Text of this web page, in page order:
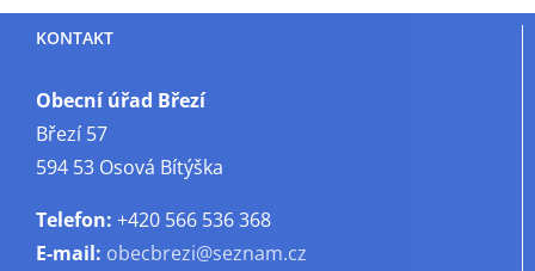
KONTAKT
Obecní úřad Březí
Březí 57
594 53 Osová Bítýška
Telefon: +420 566 536 368
E-mail: obecbrezi@seznam.cz